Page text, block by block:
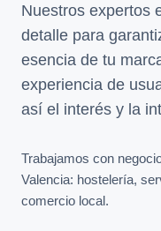
Nuestros expertos
detalle para
esencia de tu
experiencia de
así el interés y la
Trabajamos con
Valencia: hostelería,
comercio local.